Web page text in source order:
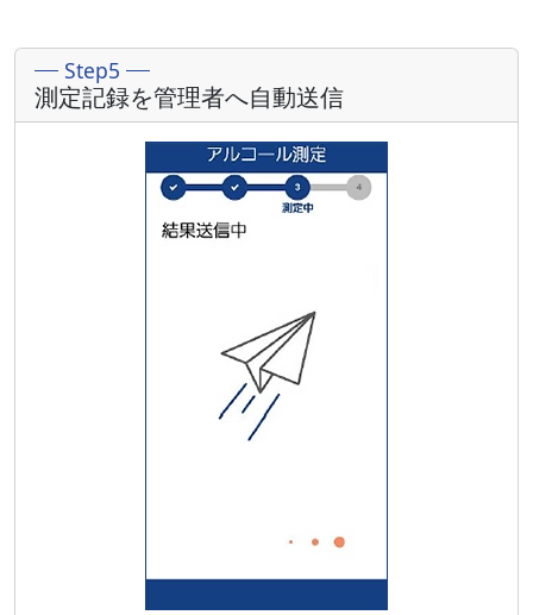
Step5
測定記録を管理者へ自動送信